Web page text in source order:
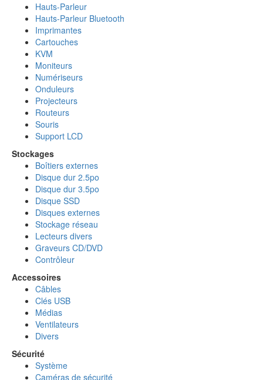
Hauts-Parleur
Hauts-Parleur Bluetooth
Imprimantes
Cartouches
KVM
Moniteurs
Numériseurs
Onduleurs
Projecteurs
Routeurs
Souris
Support LCD
Stockages
Boîtiers externes
Disque dur 2.5po
Disque dur 3.5po
Disque SSD
Disques externes
Stockage réseau
Lecteurs divers
Graveurs CD/DVD
Contrôleur
Accessoires
Câbles
Clés USB
Médias
Ventilateurs
Divers
Sécurité
Système
Caméras de sécurité